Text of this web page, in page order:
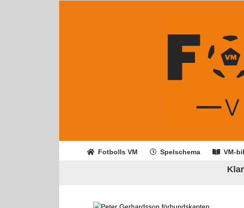
Fotbolls VM Spelschema VM-